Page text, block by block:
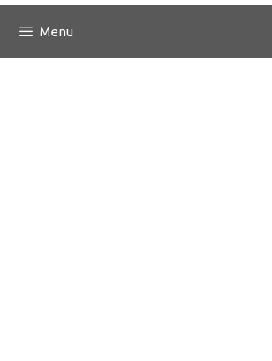
Menu